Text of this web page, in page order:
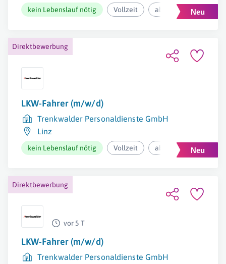
kein Lebenslauf nötig Vollzeit ab 2.550,09€ pro
Direktbewerbung
LKW-Fahrer (m/w/d)
Trenkwalder Personaldienste GmbH
Linz
kein Lebenslauf nötig Vollzeit ab 2.288,79€ pro
Direktbewerbung
vor 5 T
LKW-Fahrer (m/w/d)
Trenkwalder Personaldienste GmbH